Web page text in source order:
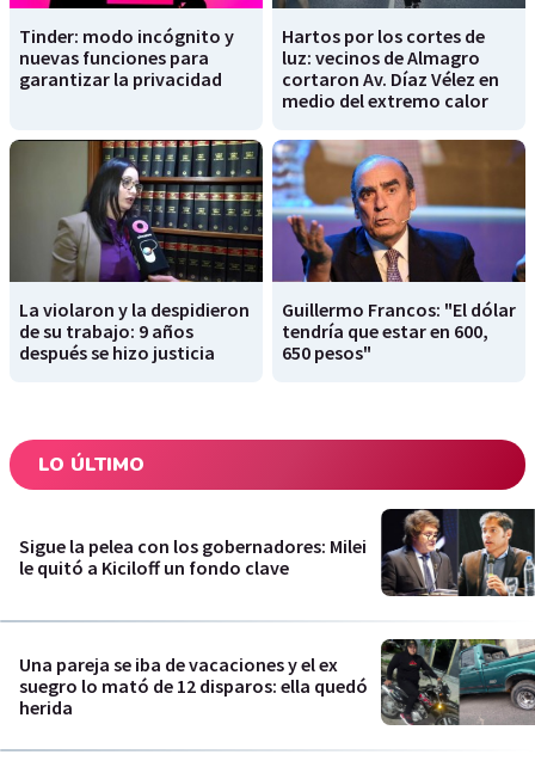
Tinder: modo incógnito y
nuevas funciones para
garantizar la privacidad
Hartos por los cortes de
luz: vecinos de Almagro
cortaron Av. Díaz Vélez en
medio del extremo calor
La violaron y la despidieron
de su trabajo: 9 años
después se hizo justicia
Guillermo Francos: "El dólar
tendría que estar en 600,
650 pesos"
LO ÚLTIMO
Sigue la pelea con los gobernadores: Milei
le quitó a Kiciloff un fondo clave
Una pareja se iba de vacaciones y el ex
suegro lo mató de 12 disparos: ella quedó
herida